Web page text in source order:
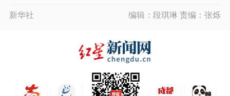
新华社 编辑：段琪琳 责编：张烁